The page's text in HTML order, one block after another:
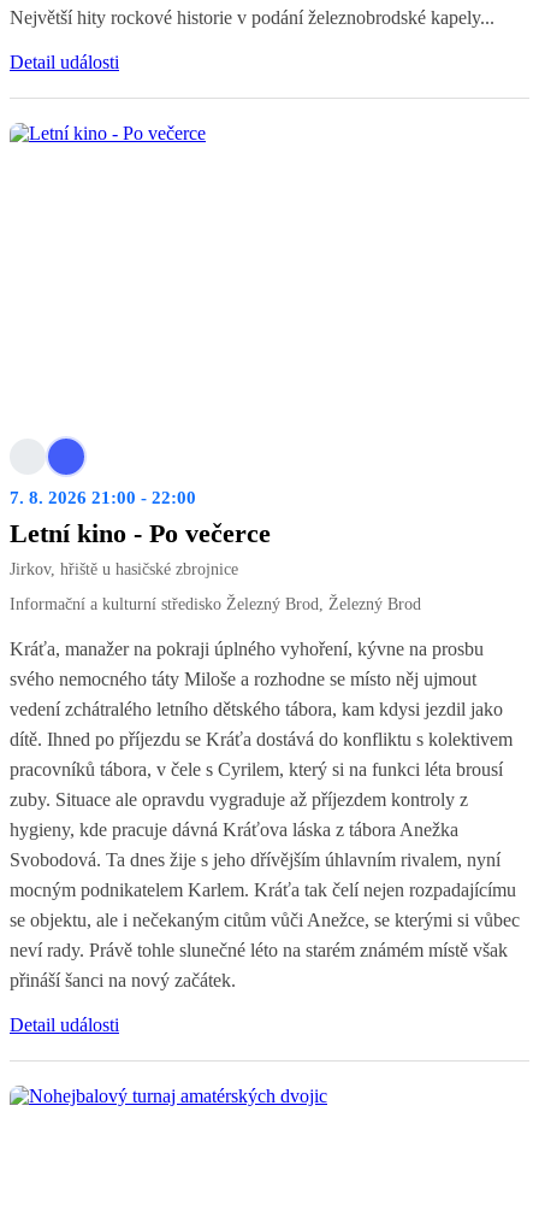
Největší hity rockové historie v podání železnobrodské kapely...
Detail události
7. 8. 2026 21:00 - 22:00
Letní kino - Po večerce
Jirkov, hřiště u hasičské zbrojnice
Informační a kulturní středisko Železný Brod, Železný Brod
Kráťa, manažer na pokraji úplného vyhoření, kývne na prosbu
svého nemocného táty Miloše a rozhodne se místo něj ujmout
vedení zchátralého letního dětského tábora, kam kdysi jezdil jako
dítě. Ihned po příjezdu se Kráťa dostává do konfliktu s kolektivem
pracovníků tábora, v čele s Cyrilem, který si na funkci léta brousí
zuby. Situace ale opravdu vygraduje až příjezdem kontroly z
hygieny, kde pracuje dávná Kráťova láska z tábora Anežka
Svobodová. Ta dnes žije s jeho dřívějším úhlavním rivalem, nyní
mocným podnikatelem Karlem. Kráťa tak čelí nejen rozpadajícímu
se objektu, ale i nečekaným citům vůči Anežce, se kterými si vůbec
neví rady. Právě tohle slunečné léto na starém známém místě však
přináší šanci na nový začátek.
Detail události